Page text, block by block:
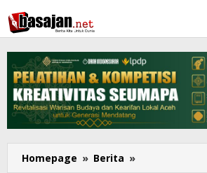
ke
konten
Homepage » Berita »